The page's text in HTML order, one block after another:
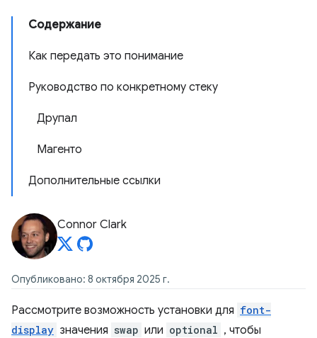
Содержание
Как передать это понимание
Руководство по конкретному стеку
Друпал
Магенто
Дополнительные ссылки
Connor Clark
Опубликовано: 8 октября 2025 г.
Рассмотрите возможность установки для font-
display значения swap или optional , чтобы